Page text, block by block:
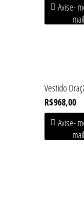
Avise-
mail
Vestido
R$968,00
Avise-
mail